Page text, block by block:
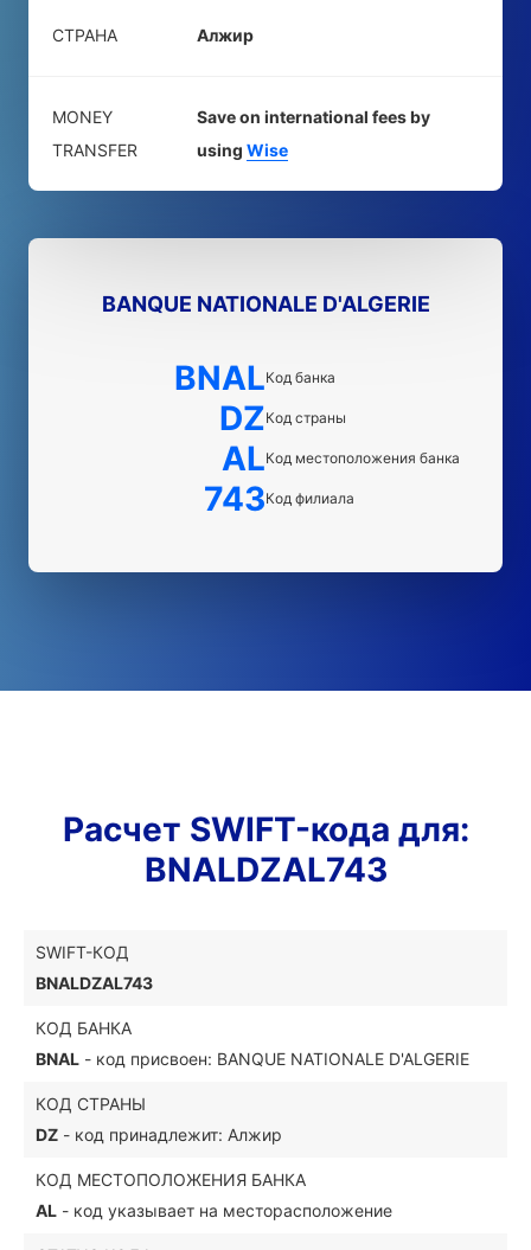
СТРАНА Алжир
MONEY
TRANSFER
Save on international fees by
using Wise
BANQUE NATIONALE D'ALGERIE
BNALКод банка
DZКод страны
ALКод местоположения банка
743Код филиала
Расчет SWIFT-кода для:
BNALDZAL743
SWIFT-КОД
BNALDZAL743
КОД БАНКА
BNAL - код присвоен: BANQUE NATIONALE D'ALGERIE
КОД СТРАНЫ
DZ - код принадлежит: Алжир
КОД МЕСТОПОЛОЖЕНИЯ БАНКА
AL - код указывает на месторасположение